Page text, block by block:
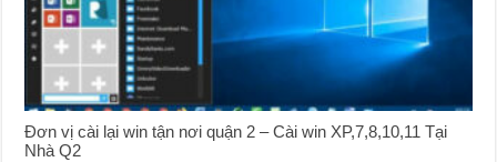
Đơn vị cài lại win tận nơi quận 2 – Cài win XP,7,8,10,11 Tại
Nhà Q2